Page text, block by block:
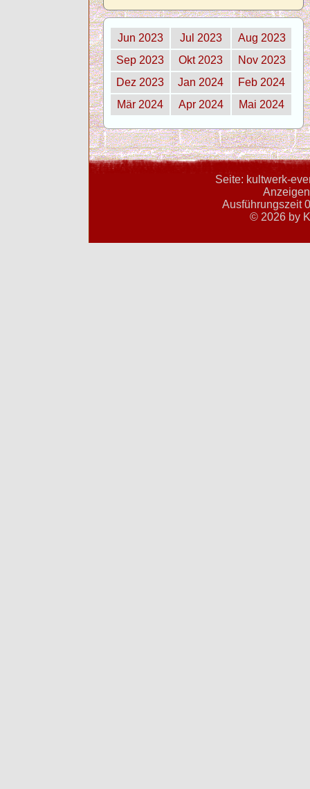
Jun 2023 Jul 2023
Aug 2023
Sep 2023
Okt 2023
Nov 2023
Dez 2023
Jan 2024
Feb 2024
Mär 2024
Apr 2024 Mai 2024
Seite: kultwerk-
Ausführungszeit
© 2026 by